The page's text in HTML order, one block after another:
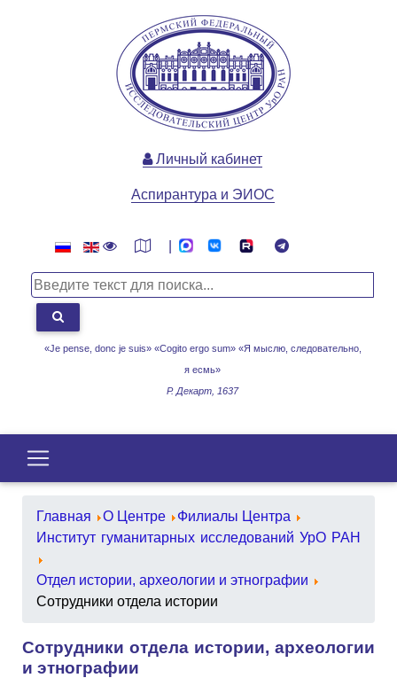
«Je pense, donc je suis» «Cogito ergo sum» «Я мыслю, следовательно,
я есмь»
Р. Декарт, 1637
Личный кабинет
Аспирантура и ЭИОС
Главная О Центре
Филиалы Центра
Институт гуманитарных исследований УрО РАН
Отдел истории, археологии и этнографии
Сотрудники отдела истории
Сотрудники отдела истории, археологии
и этнографии